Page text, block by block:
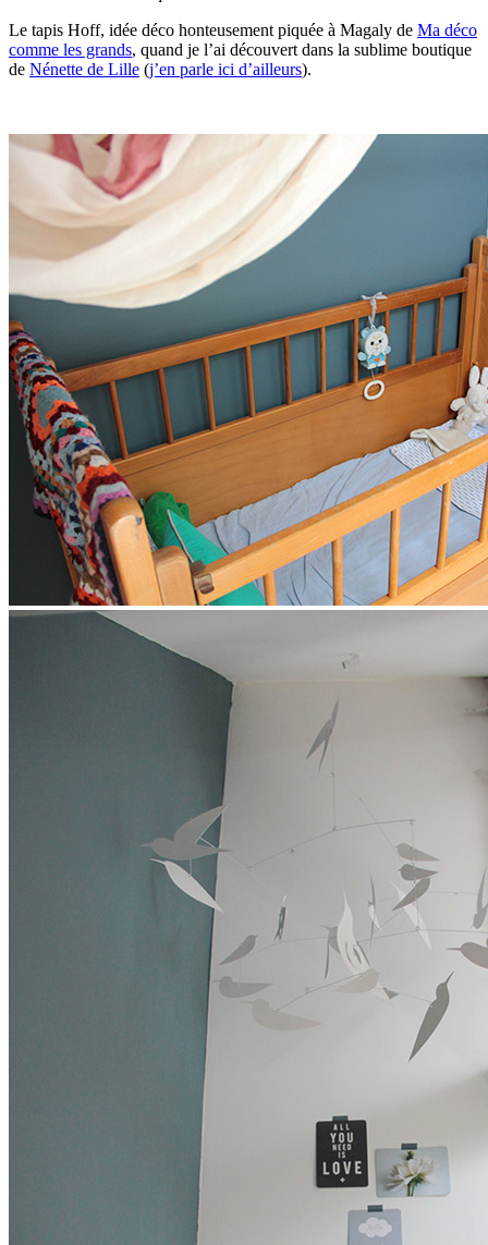
Le tapis Hoff, idée déco honteusement piquée à Magaly de Ma déco
comme les grands, quand je l’ai découvert dans la sublime boutique
de Nénette de Lille (j’en parle ici d’ailleurs).